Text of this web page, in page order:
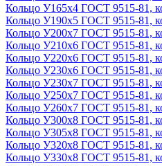
Кольцо У165х4 ГОСТ 9515-81,
Кольцо У190х5 ГОСТ 9515-81,
Кольцо У200х7 ГОСТ 9515-81,
Кольцо У210х6 ГОСТ 9515-81,
Кольцо У220х6 ГОСТ 9515-81,
Кольцо У230х6 ГОСТ 9515-81,
Кольцо У230х7 ГОСТ 9515-81,
Кольцо У250х7 ГОСТ 9515-81,
Кольцо У260х7 ГОСТ 9515-81,
Кольцо У300х8 ГОСТ 9515-81,
Кольцо У305х8 ГОСТ 9515-81,
Кольцо У320х8 ГОСТ 9515-81,
Кольцо У330х8 ГОСТ 9515-81,